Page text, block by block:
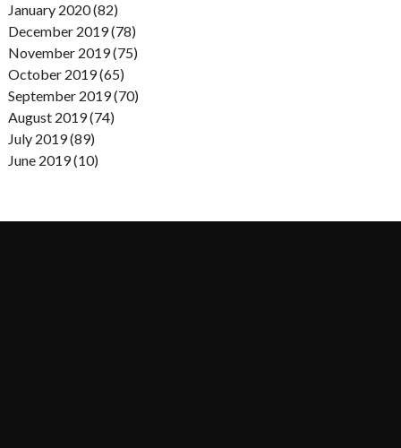
January 2020 (82)
December 2019 (78)
November 2019 (75)
October 2019 (65)
September 2019 (70)
August 2019 (74)
July 2019 (89)
June 2019 (10)